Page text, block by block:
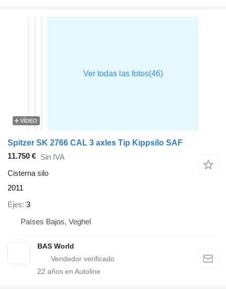
VÍDEO
Spitzer SK 2766 CAL 3 axles Tip Kippsilo SAF
11.750 € Sin IVA
Cisterna silo
2011
Ejes 3
Países Bajos, Veghel
BAS World
22 años en Autoline